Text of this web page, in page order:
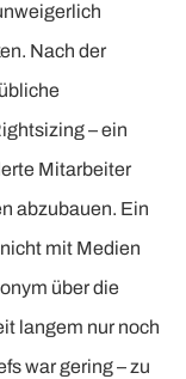
Nach der
– ein
Mitarbeiter
abzubauen. Ein
mit Medien
über die
langem nur noch
war gering – zu